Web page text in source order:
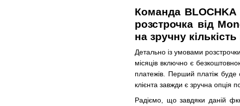
Команда BLOCHKA
розстрочка від
на зручну
Детально із умовами
місяців включно є
платежів. Перший платіж буде
клієнта завжди є зручна опція
Радіємо, що завдяки даній